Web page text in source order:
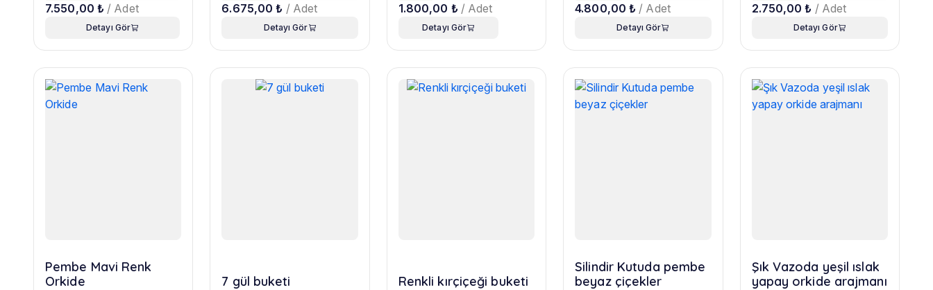
7.550,00 ₺ / Adet
Detayı Gör
6.675,00 ₺ / Adet
Detayı Gör
1.800,00 ₺ / Adet
Detayı Gör
4.800,00 ₺ / Adet
Detayı Gör
2.750,00 ₺ / Adet
Detayı Gör
Pembe Mavi Renk
Orkide
7 gül buketi Renkli kırçiçeği buketi
Silindir Kutuda pembe
beyaz çiçekler
Şık Vazoda yeşil ıslak
yapay orkide arajmanı